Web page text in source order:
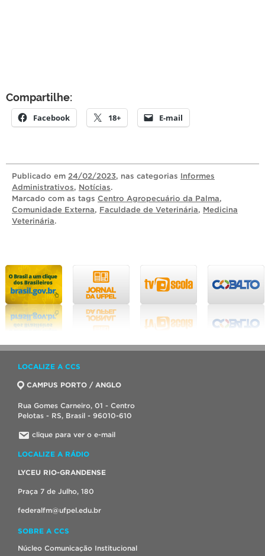
Compartilhe:
Facebook 18+ E-mail
Publicado em 24/02/2023, nas categorias Informes
Administrativos, Notícias.
Marcado com as tags Centro Agropecuário da Palma,
Comunidade Externa, Faculdade de Veterinária, Medicina
Veterinária.
LOCALIZE A CCS
CAMPUS PORTO / ANGLO
Rua Gomes Carneiro, 01 - Centro
Pelotas - RS, Brasil - 96010-610
clique para ver o e-mail
LOCALIZE A RÁDIO
LYCEU RIO-GRANDENSE
Praça 7 de Julho, 180
federalfm@ufpel.edu.br
SOBRE A CCS
Núcleo Comunicação Institucional